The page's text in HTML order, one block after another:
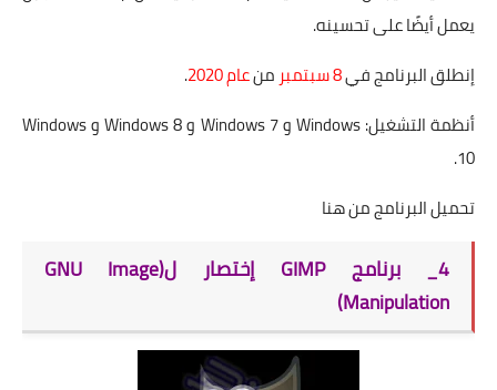
يعمل أيضًا على تحسينه.
إنطلق البرنامج في8 سبتمبر منعام 2020
.
أنظمة التشغيل: Windows و Windows 7 و Windows 8 و Windows
10.
تحميل البرنامج منهنا
4_ برنامج GIMP إختصار ل(GNU Image
Manipulation)